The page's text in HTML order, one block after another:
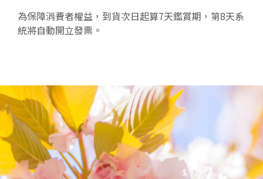
為保障消費者權益，到貨次日起算7天鑑賞期，第8天系
統將自動開立發票。